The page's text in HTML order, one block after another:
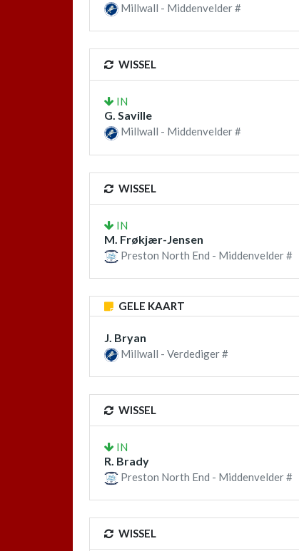
Millwall - Middenvelder #
WISSEL
IN
G. Saville
Millwall - Middenvelder #
WISSEL
IN
M. Frøkjær-Jensen
Preston North End - Middenvelder #
GELE KAART
J. Bryan
Millwall - Verdediger #
WISSEL
IN
R. Brady
Preston North End - Middenvelder #
WISSEL